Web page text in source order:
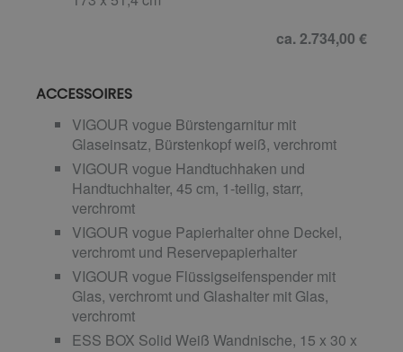
ca. 2.734,00 €
ACCESSOIRES
VIGOUR vogue Bürstengarnitur mit
Glaseinsatz, Bürstenkopf weiß, verchromt
VIGOUR vogue Handtuchhaken und
Handtuchhalter, 45 cm, 1-teilig, starr,
verchromt
VIGOUR vogue Papierhalter ohne Deckel,
verchromt und Reservepapierhalter
VIGOUR vogue Flüssigseifenspender mit
Glas, verchromt und Glashalter mit Glas,
verchromt
ESS BOX Solid Weiß Wandnische, 15 x 30 x